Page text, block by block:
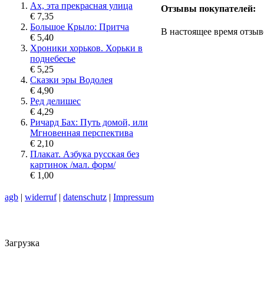
Ах, эта прекрасная улица
€ 7,35
Большое Крыло: Притча
€ 5,40
Хроники хорьков. Хорьки в
поднебесье
€ 5,25
Сказки эры Водолея
€ 4,90
Ред делишес
€ 4,29
Ричард Бах: Путь домой, или
Мгновенная перспектива
€ 2,10
Плакат. Азбука русская без
картинок /мал. форм/
€ 1,00
Отзывы покупателей:
В настоящее время
agb | widerruf| datenschutz | Impressum
Загрузка